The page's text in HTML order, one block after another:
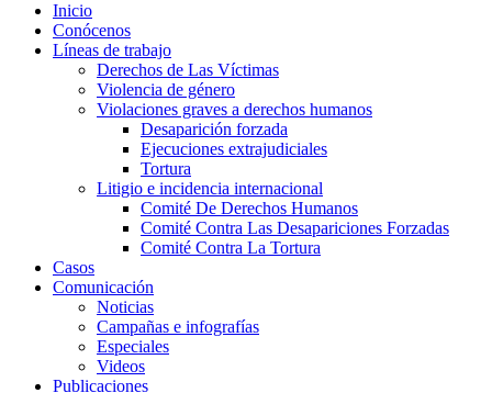
Inicio
Conócenos
Líneas de trabajo
Derechos de Las Víctimas
Violencia de género
Violaciones graves a derechos humanos
Desaparición forzada​
Ejecuciones extrajudiciales
Tortura
Litigio e incidencia internacional
Comité De Derechos Humanos​
Comité Contra Las Desapariciones Forzadas
Comité Contra La Tortura​
Casos
Comunicación
Noticias
Campañas e infografías
Especiales
Videos
Publicaciones